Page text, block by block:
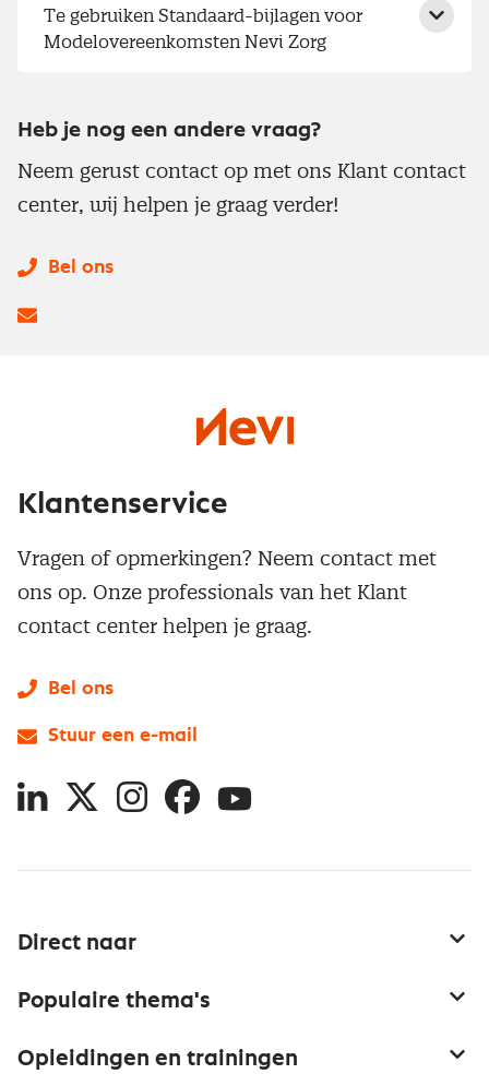
Te gebruiken Standaard-bijlagen voor
Modelovereenkomsten Nevi Zorg
Heb je nog een andere vraag?
Neem gerust contact op met ons Klant contact
center, wij helpen je graag verder!
Bel ons
Direct naar
Netwerk en communities
Populaire thema's
Opleidingen en trainingen
Klantenservice
Vragen of opmerkingen? Neem contact met
ons op. Onze professionals van het Klant
contact center helpen je graag.
Bel ons
Stuur een e-mail
LinkedIn
X InstagramFacebookYouTube